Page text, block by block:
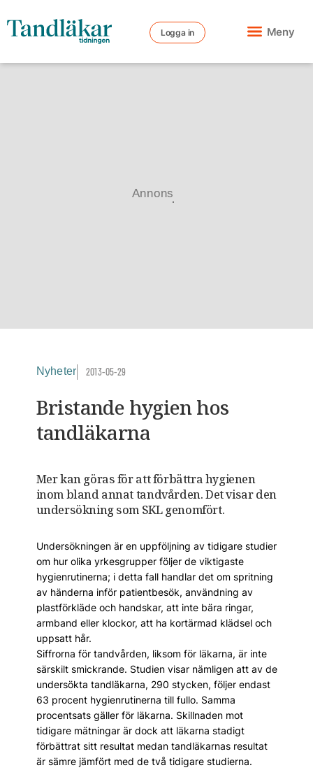
Logga in Meny
Annons
Nyheter 2013-05-29
Bristande hygien hos
tandläkarna
Mer kan göras för att förbättra hygienen
inom bland annat tandvården. Det visar den
undersökning som SKL genomfört.
Undersökningen är en uppföljning av tidigare studier
om hur olika yrkesgrupper följer de viktigaste
hygienrutinerna; i detta fall handlar det om spritning
av händerna inför patientbesök, användning av
plastförkläde och handskar, att inte bära ringar,
armband eller klockor, att ha kortärmad klädsel och
uppsatt hår.
Siffrorna för tandvården, liksom för läkarna, är inte
särskilt smickrande. Studien visar nämligen att av de
undersökta tandläkarna, 290 stycken, följer endast
63 procent hygienrutinerna till fullo. Samma
procentsats gäller för läkarna. Skillnaden mot
tidigare mätningar är dock att läkarna stadigt
förbättrat sitt resultat medan tandläkarnas resultat
är sämre jämfört med de två tidigare studierna.